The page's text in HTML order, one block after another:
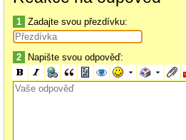
1 Zadajte svou přezdívku:
2 Napište svou odpověď: